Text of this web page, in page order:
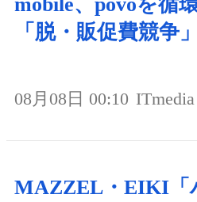
「脱・販促費競争
08月08日 00:10
MAZZEL・EIKI「